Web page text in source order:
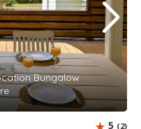
Bungalow
5 (2)